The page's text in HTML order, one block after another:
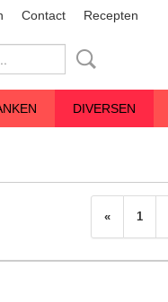
Contact Recepten
DIVERSEN
« 1